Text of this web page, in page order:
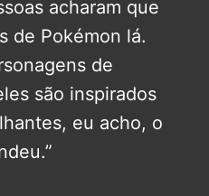
acharam que
de Pokémon lá.
de
são inspirados
eu acho, o